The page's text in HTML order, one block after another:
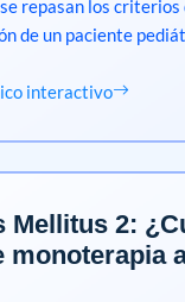
repasan los criterios
de un paciente
interactivo
Mellitus 2:
monoterapia